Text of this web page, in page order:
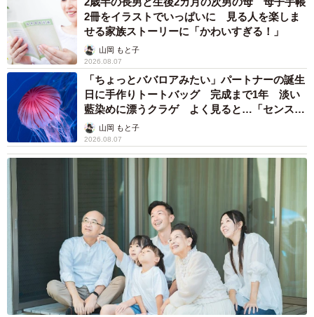
2冊をイラストでいっぱいに 見る人を楽しま
せる家族ストーリーに「かわいすぎる！」
山岡 もと子
2026.08.07
「ちょっとババロアみたい」パートナーの誕生
日に手作りトートバッグ 完成まで1年 淡い
藍染めに漂うクラゲ よく見ると…「センスす
ごい」山岡 もと子
2026.08.07